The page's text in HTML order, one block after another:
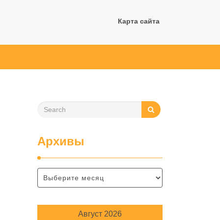
Карта сайта
Архивы
Август 2026